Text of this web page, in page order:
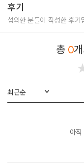
후기
섭외한 분들이 작성한 후기
총 0
최근순
아